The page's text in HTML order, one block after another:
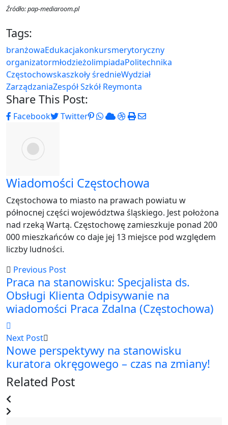
Źródło: pap-mediaroom.pl
Tags:
branżowaEdukacjakonkursmerytoryczny
organizatormłodzieżolimpiadaPolitechnika
Częstochowskaszkoły średnieWydział
ZarządzaniaZespół Szkół Reymonta
Share This Post:
Facebook Twitter Pinterest
Whatsapp
CloudStumbleUpon
PrintShare
Wiadomości Częstochowa
Częstochowa to miasto na prawach powiatu w
północnej części województwa śląskiego. Jest położona
nad rzeką Wartą. Częstochowę zamieszkuje ponad 200
000 mieszkańców co daje jej 13 miejsce pod względem
liczby ludności.
Previous Post
Praca na stanowisku: Specjalista ds.
Obsługi Klienta Odpisywanie na
wiadomości Praca Zdalna (Częstochowa)
Next Post
Nowe perspektywy na stanowisku
kuratora okręgowego – czas na zmiany!
Related Post